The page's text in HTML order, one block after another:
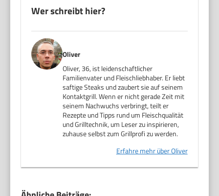
Wer schreibt hier?
Oliver
Oliver, 36, ist leidenschaftlicher
Familienvater und Fleischliebhaber. Er liebt
saftige Steaks und zaubert sie auf seinem
Kontaktgrill. Wenn er nicht gerade Zeit mit
seinem Nachwuchs verbringt, teilt er
Rezepte und Tipps rund um Fleischqualität
und Grilltechnik, um Leser zu inspirieren,
zuhause selbst zum Grillprofi zu werden.
Erfahre mehr über Oliver